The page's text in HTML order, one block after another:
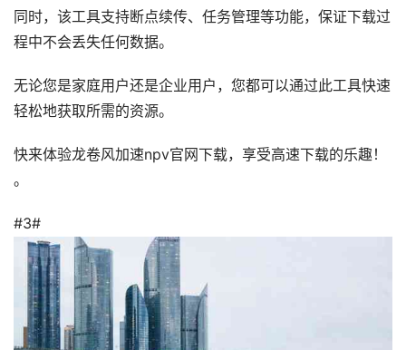
同时，该工具支持断点续传、任务管理等功能，保证下载过
程中不会丢失任何数据。
无论您是家庭用户还是企业用户，您都可以通过此工具快速
轻松地获取所需的资源。
快来体验龙卷风加速npv官网下载，享受高速下载的乐趣！
。
#3#